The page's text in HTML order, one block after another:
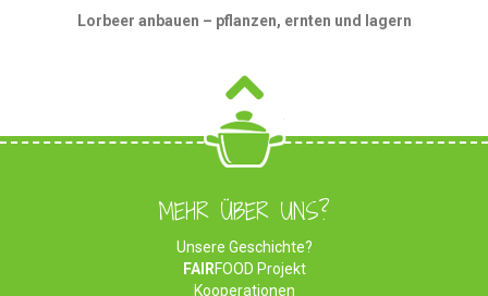
Lorbeer anbauen – pflanzen, ernten und lagern
MEHR ÜBER UNS?
Unsere Geschichte?
FAIRFOOD Projekt
Kooperationen